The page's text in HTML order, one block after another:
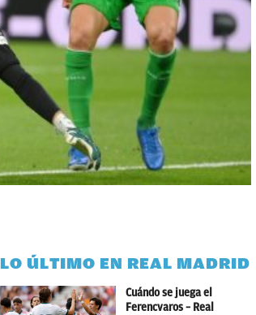
LO ÚLTIMO EN REAL MADRID
Cuándo se juega el
Ferencvaros – Real